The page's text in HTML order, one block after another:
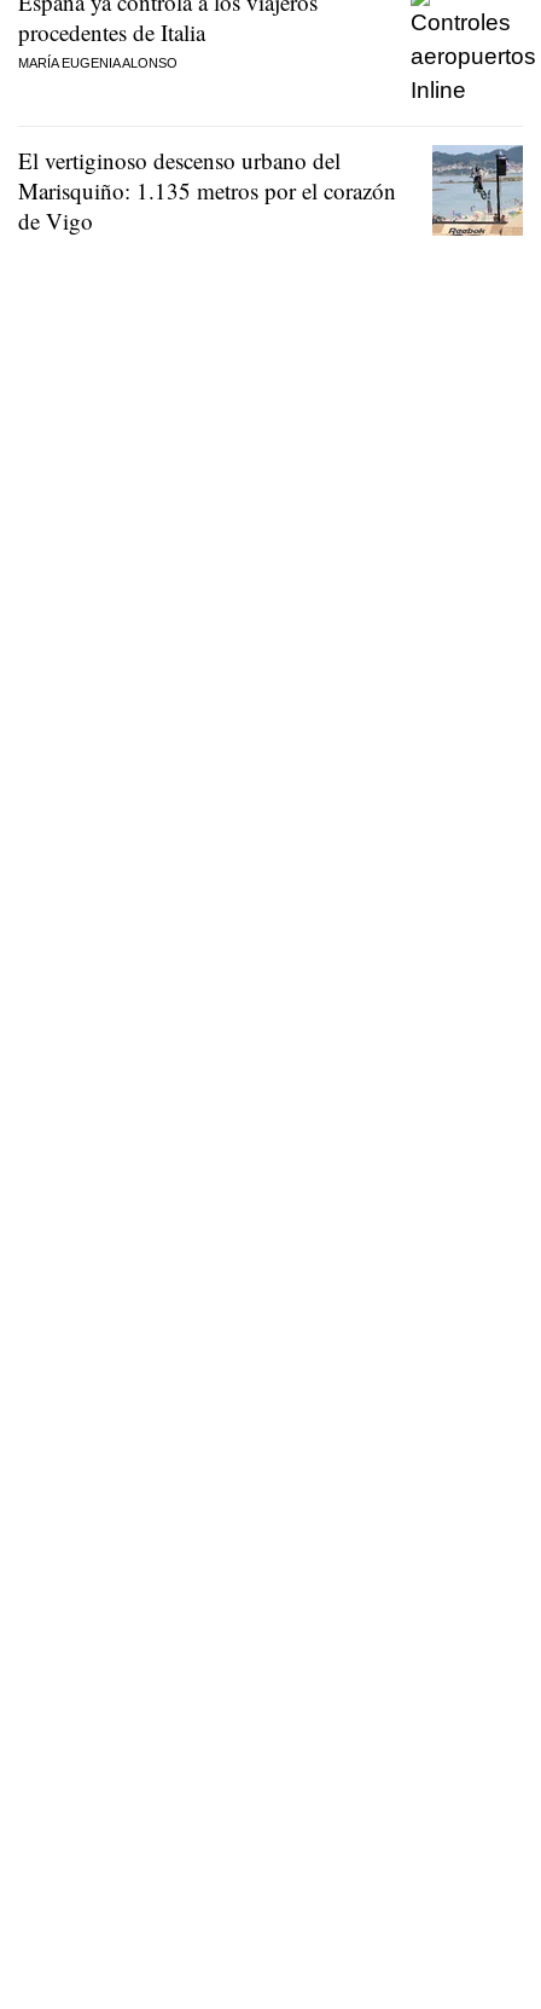
procedentes de Italia
MARÍA EUGENIA ALONSO
El vertiginoso descenso urbano del
Marisquiño: 1.135 metros por el corazón
de Vigo